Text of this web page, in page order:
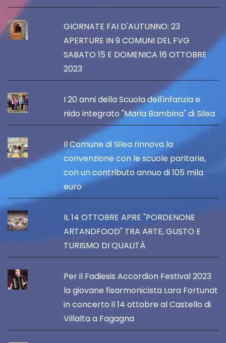
GIORNATE FAI D'AUTUNNO: 23
APERTURE IN 9 COMUNI DEL FVG
SABATO 15 E DOMENICA 16 OTTOBRE
2023
I 20 anni della Scuola dell'infanzia e
nido integrato "Maria Bambina" di Silea
Il Comune di Silea rinnova la
convenzione con le scuole paritarie,
con un contributo annuo di 105 mila
euro
IL 14 OTTOBRE APRE "PORDENONE
ARTANDFOOD" TRA ARTE, GUSTO E
TURISMO DI QUALITÀ
Per il Fadiesis Accordion Festival 2023
la giovane fisarmonicista Lara Fortunat
in concerto il 14 ottobre al Castello di
Villalta a Fagagna